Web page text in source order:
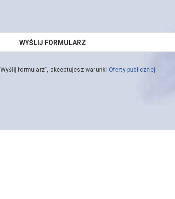
formularz", akceptujesz warunki Oferty publicznej